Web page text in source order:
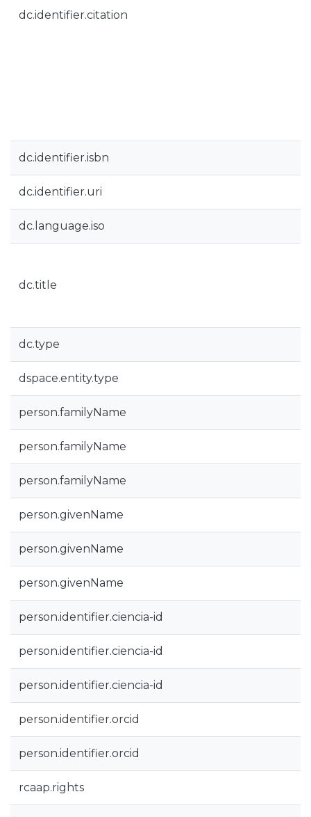
dc.identifier.citation
dc.identifier.isbn
dc.identifier.uri
dc.language.iso
dc.title
dc.type
dspace.entity.type
person.familyName
person.familyName
person.familyName
person.givenName
person.givenName
person.givenName
person.identifier.ciencia-id
person.identifier.ciencia-id
person.identifier.ciencia-id
person.identifier.orcid
person.identifier.orcid
rcaap.rights